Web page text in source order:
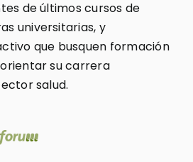
de últimos cursos de
universitarias, y
que busquen formación
su carrera
salud.